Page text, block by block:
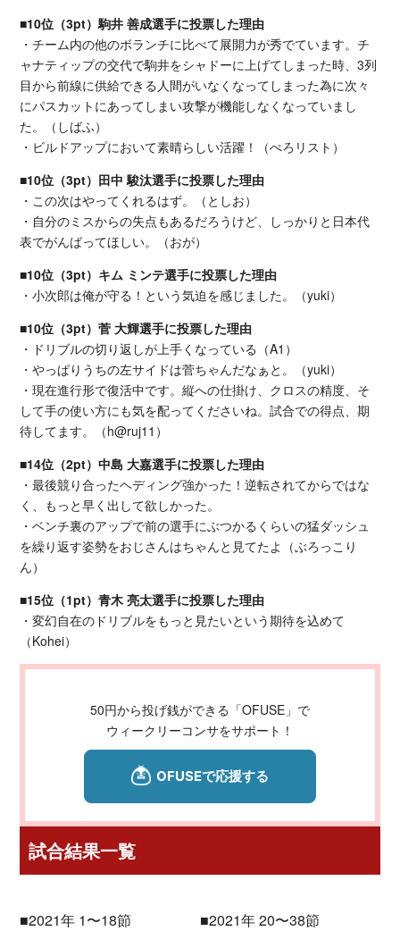
■10位（3pt）駒井 善成選手に投票した理由
・チーム内の他のボランチに比べて展開力が秀でています。チ
ャナティップの交代で駒井をシャドーに上げてしまった時、3列
目から前線に供給できる人間がいなくなってしまった為に次々
にパスカットにあってしまい攻撃が機能しなくなっていまし
た。（しばふ）
・ビルドアップにおいて素晴らしい活躍！（ぺろリスト）
■10位（3pt）田中 駿汰選手に投票した理由
・この次はやってくれるはず。（としお）
・自分のミスからの失点もあるだろうけど、しっかりと日本代
表でがんばってほしい。（おが）
■10位（3pt）キム ミンテ選手に投票した理由
・小次郎は俺が守る！という気迫を感じました。（yuki）
■10位（3pt）菅 大輝選手に投票した理由
・ドリブルの切り返しが上手くなっている（A1）
・やっぱりうちの左サイドは菅ちゃんだなぁと。（yuki）
・現在進行形で復活中です。縦への仕掛け、クロスの精度、そ
して手の使い方にも気を配ってくださいね。試合での得点、期
待してます。（h@ruj11）
■14位（2pt）中島 大嘉選手に投票した理由
・最後競り合ったヘディング強かった！逆転されてからではな
く、もっと早く出して欲しかった。
・ベンチ裏のアップで前の選手にぶつかるくらいの猛ダッシュ
を繰り返す姿勢をおじさんはちゃんと見てたよ（ぶろっこり
ん）
■15位（1pt）青木 亮太選手に投票した理由
・変幻自在のドリブルをもっと見たいという期待を込めて
（Kohei）
50円から投げ銭ができる「OFUSE」で
ウィークリーコンサをサポート！
試合結果一覧
■2021年 1〜18節 ■2021年 20〜38節